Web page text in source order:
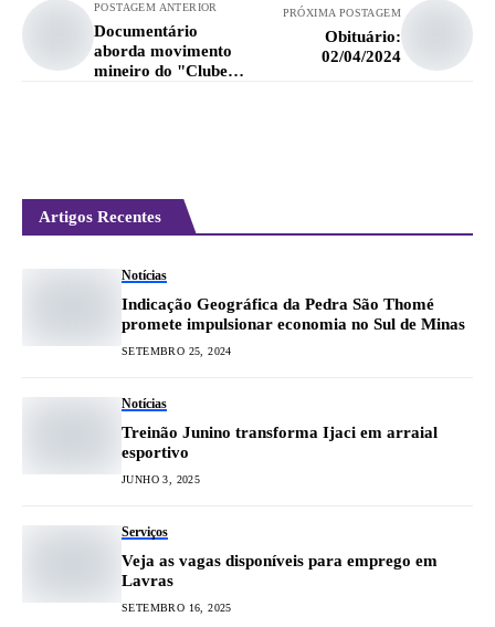
POSTAGEM ANTERIOR
Documentário
aborda movimento
mineiro do "Clube
PRÓXIMA POSTAGEM
Obituário:
02/04/2024
Artigos Recentes
Notícias
Indicação Geográfica da Pedra São Thomé
promete impulsionar economia no Sul de Minas
SETEMBRO 25, 2024
Notícias
Treinão Junino transforma Ijaci em arraial
esportivo
JUNHO 3, 2025
Serviços
Veja as vagas disponíveis para emprego em
Lavras
SETEMBRO 16, 2025